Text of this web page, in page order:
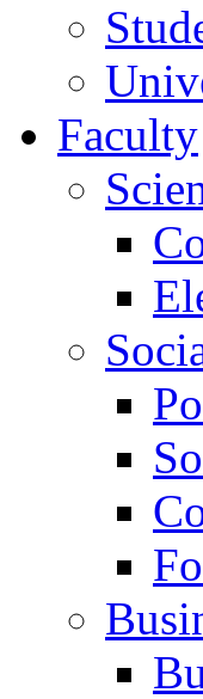
Faculty